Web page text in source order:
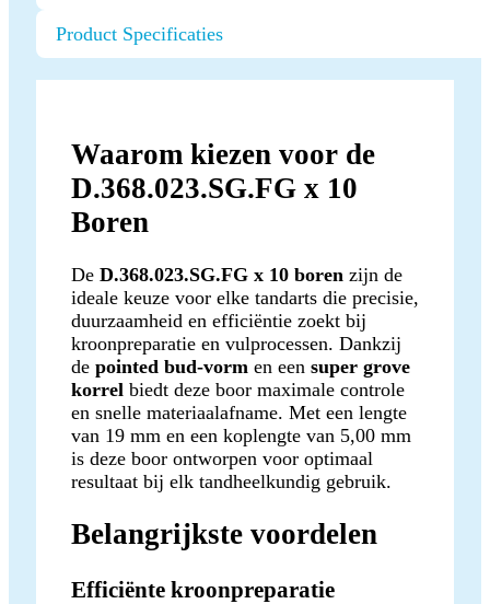
Product Specificaties
Waarom kiezen voor de
D.368.023.SG.FG x 10
Boren
De D.368.023.SG.FG x 10 boren zijn de
ideale keuze voor elke tandarts die precisie,
duurzaamheid en efficiëntie zoekt bij
kroonpreparatie en vulprocessen. Dankzij
de pointed bud-vorm en een super grove
korrel biedt deze boor maximale controle
en snelle materiaalafname. Met een lengte
van 19 mm en een koplengte van 5,00 mm
is deze boor ontworpen voor optimaal
resultaat bij elk tandheelkundig gebruik.
Belangrijkste voordelen
Efficiënte kroonpreparatie